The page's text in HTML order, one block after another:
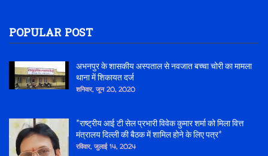
POPULAR POST
अभनपुर के शासकीय अस्पताल से नवजात बच्चा चोरी का मामला
थाना में शिकायत दर्ज
शनिवार, जून 20, 2020
*राष्ट्रीय आई टी सेल प्रभारी विवेक कुमार शर्मा को मिला वित्त
मंत्रालय दिल्ली की बैठक में शामिल होने के लिए पत्र*
रविवार, जुलाई 14, 2024